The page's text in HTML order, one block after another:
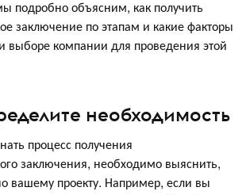
подробно объясним, как получить
заключение по этапам и какие факторы
выборе компании для проведения этой
необходимость
процесс получения
заключения, необходимо выяснить,
вашему проекту. Например, если вы